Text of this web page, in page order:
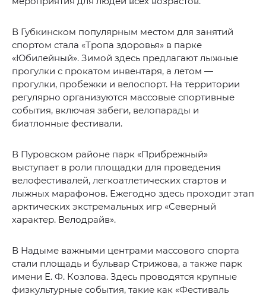
В Губкинском популярным местом для занятий
спортом стала «Тропа здоровья» в парке
«Юбилейный». Зимой здесь предлагают лыжные
прогулки с прокатом инвентаря, а летом —
прогулки, пробежки и велоспорт. На территории
регулярно организуются массовые спортивные
события, включая забеги, велопарады и
биатлонные фестивали.
В Пуровском районе парк «Прибрежный»
выступает в роли площадки для проведения
велофестивалей, легкоатлетических стартов и
лыжных марафонов. Ежегодно здесь проходит этап
арктических экстремальных игр «Северный
характер. Велодрайв».
В Надыме важными центрами массового спорта
стали площадь и бульвар Стрижова, а также парк
имени Е. Ф. Козлова. Здесь проводятся крупные
физкультурные события, такие как «Фестиваль